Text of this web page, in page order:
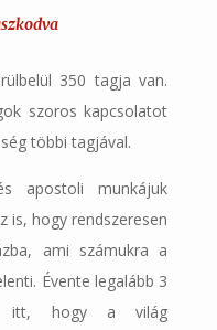
350 tagja van.
szoros kapcsolatot
többi tagjával.
apostoli munkájuk
is, hogy rendszeresen
ami számukra a
Évente legalább 3
itt, hogy a világ